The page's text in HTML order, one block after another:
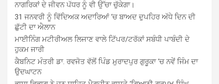
ਨਾਗਰਿਕਾਂ ਦੇ ਜੀਵਨ ਪੱਧਰ ਨੂੰ ਵੀ ਉੱਚਾ ਚੁੱਕੇਗਾ।
31 ਜਨਵਰੀ ਨੂੰ ਵਿੱਦਿਅਕ ਅਦਾਰਿਆਂ ‘ਚ ਬਾਅਦ ਦੁਪਹਿਰ ਅੱਧੇ ਦਿਨ ਦੀ
ਛੁੱਟੀ ਦਾ ਐਲਾਨ
ਮਾਈਨਿੰਗ ਮਟੀਰੀਅਲ ਲਿਜਾਣ ਵਾਲੇ ਟਿੱਪਰ/ਟਰੱਕਾਂ ਸਬੰਧੀ ਪਾਬੰਦੀ ਦੇ
ਹੁਕਮ ਜਾਰੀ
ਕੈਬਨਿਟ ਮੰਤਰੀ ਡਾ. ਰਵਜੋਤ ਵੱਲੋਂ ਪਿੰਡ ਮੁਰਾਦਪੁਰ ਗੁਰੂਕਾ ‘ਚ ਨਵੇਂ ਜਿੰਮ ਦਾ
ਉਦਘਾਟਨ